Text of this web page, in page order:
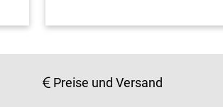
Preise und Versand